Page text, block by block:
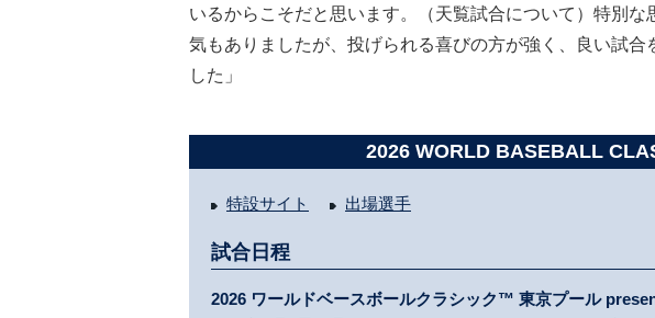
いるからこそだと思います。（天覧試合について）特別な
気もありましたが、投げられる喜びの方が強く、良い試合
した」
2026 WORLD BASEBALL
特設サイト 出場選手
試合日程
2026 ワールドベースボールクラシック™ 東京プール